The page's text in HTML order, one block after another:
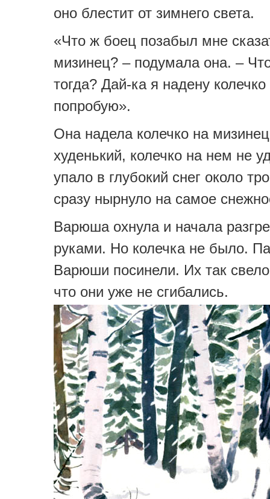
оно блестит от зимнего света.
«Что ж боец позабыл мне
мизинец? – подумала она. –
тогда? Дай-ка я надену
попробую».
Она надела колечко на
худенький, колечко на нем не
упало в глубокий снег около
сразу нырнуло на самое
Варюша охнула и начала
руками. Но колечка не было.
Варюши посинели. Их так
что они уже не сгибались.